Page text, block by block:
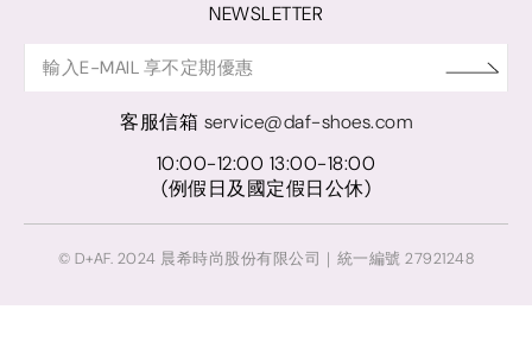
NEWSLETTER
客服信箱 service@daf-shoes.com
10:00-12:00 13:00-18:00
(例假日及國定假日公休)
© D+AF. 2024 晨希時尚股份有限公司｜統一編號 27921248